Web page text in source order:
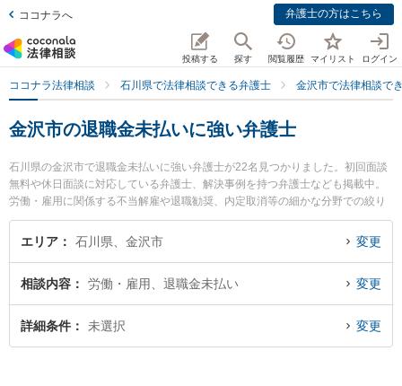
ココナラへ 弁護士の方はこちら
投稿する 探す 閲覧履歴 マイリスト ログイン
ココナラ法律相談 石川県で法律相談できる弁護士 金沢市で法律相談で
金沢市の退職金未払いに強い弁護士
石川県の金沢市で退職金未払いに強い弁護士が22名見つかりました。初回面談
無料や休日面談に対応している弁護士、解決事例を持つ弁護士なども掲載中。
労働・雇用に関係する不当解雇や退職勧奨、内定取消等の細かな分野での絞り
込み検索もでき便利です。特に井奈法律事務所の井奈 尚史弁護士や藤野法律事
務所の角藤 佑樹弁護士、中村・村井法律事務所の村井 充弁護士のプロフィール
いのトラブル解決の実績豊富な近くの弁護士を検索したい』『初回相談無料で
退職金未払いを法律相談できる金沢市内の弁護士に相談予約したい』などでお
困りの相談者さんにおすすめです。
エリア 石川県、金沢市 変更
相談内容 労働・雇用、退職金未払い 変更
詳細条件 未選択 変更